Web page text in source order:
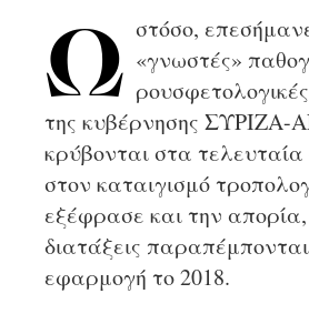
Ω στόσο,
«γνωστές»
της κυβέρνησης ΣΥΡΙΖΑ-
κρύβονται στα
στον καταιγισμό
εξέφρασε και την απορία,
διατάξεις
εφαρμογή το 2018.